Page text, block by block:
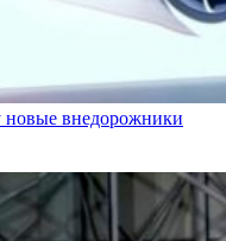
новые внедорожники